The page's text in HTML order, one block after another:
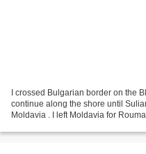
I crossed Bulgarian border on the
continue along the shore until
Moldavia . I left Moldavia for